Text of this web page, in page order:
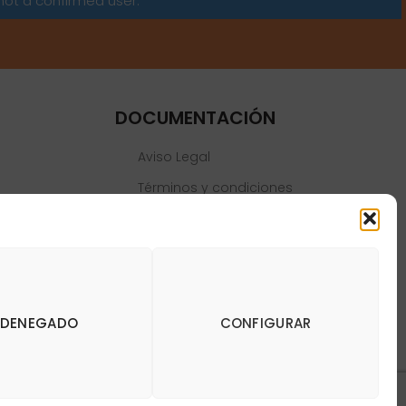
DENEGADO CONFIGURAR
DOCUMENTACIÓN
Aviso Legal
Términos y condiciones